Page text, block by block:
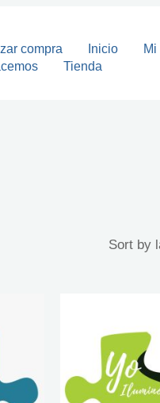
compra Inicio
Mi
Tienda